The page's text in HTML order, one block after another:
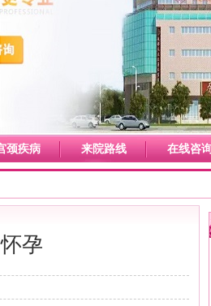
颈疾病 来院路线 在线咨
孕